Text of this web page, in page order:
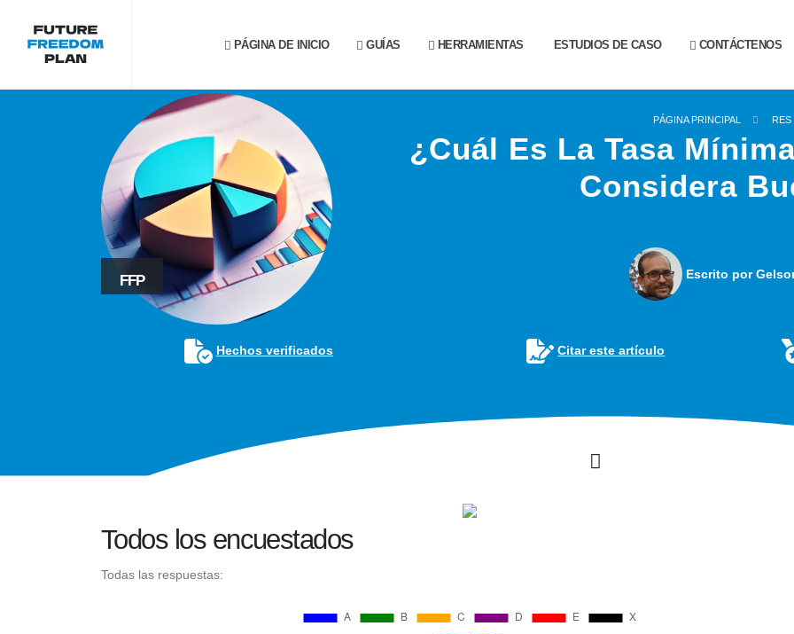
PÁGINA DE INICIO GUÍAS HERRAMIENTAS ESTUDIOS DE CASO CONTÁCTENOS
FFP
PÁGINA PRINCIPAL RES
¿Cuál Es La Tasa
Considera
Escrito por
Hechos verificados Citar este artículo
Todos los encuestados
Todas las respuestas: